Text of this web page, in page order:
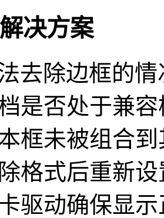
决方案
去除边框的
是否处于兼
框未被组合
格式后重新设
驱动确保显